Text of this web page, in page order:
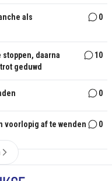
als
0
stoppen, daarna
geduwd
10
0
voorlopig af te wenden 0